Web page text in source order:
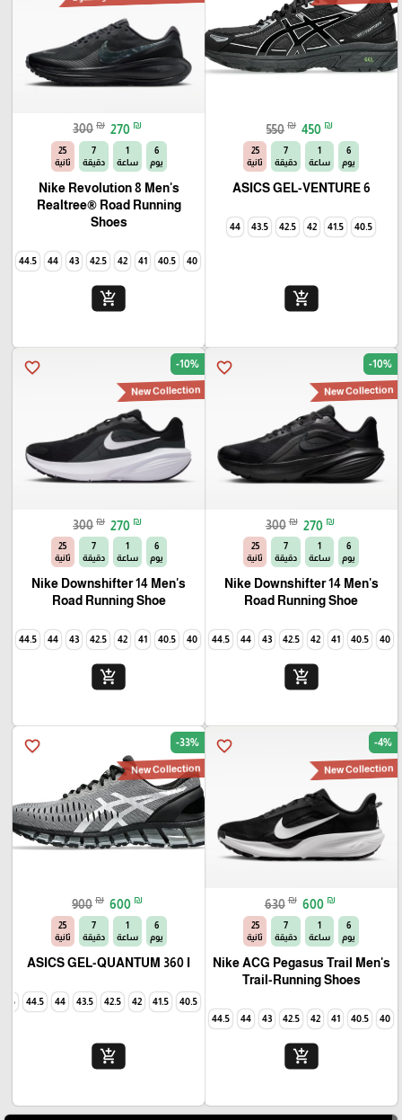
550 ₪ 450 ₪
6
يوم
1
ساعة
7
دقيقة
23
ثانية
ASICS GEL-VENTURE 6
40.5
41.5
42
42.5
43.5
44
add_shopping_cart
300 ₪ 270 ₪
6
يوم
1
ساعة
7
دقيقة
23
ثانية
Nike Revolution 8 Men's
Realtree® Road Running
Shoes
40
40.5
41
42
42.5
43
44
44.5
add_shopping_cart
favorite_border -10%
New Collection
300 ₪ 270 ₪
6
يوم
1
ساعة
7
دقيقة
23
ثانية
Nike Downshifter 14 Men's
Road Running Shoe
40
40.5
41
42
42.5
43
44
44.5
45
add_shopping_cart
favorite_border -10%
New Collection
300 ₪ 270 ₪
6
يوم
1
ساعة
7
دقيقة
23
ثانية
Nike Downshifter 14 Men's
Road Running Shoe
40
40.5
41
42
42.5
43
44
44.5
add_shopping_cart
favorite_border -4%
New Collection
630 ₪ 600 ₪
6
يوم
1
ساعة
7
دقيقة
23
ثانية
Nike ACG Pegasus Trail Men's
Trail-Running Shoes
40
40.5
41
42
42.5
43
44
44.5
add_shopping_cart
favorite_border -33%
New Collection
900 ₪ 600 ₪
6
يوم
1
ساعة
7
دقيقة
23
ثانية
ASICS GEL-QUANTUM 360 I
40.5
41.5
42
42.5
43.5
44
44.5
45
add_shopping_cart